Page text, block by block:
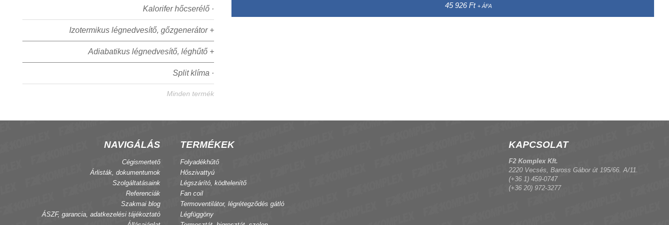
Kalorifer hőcserélő ·
Izotermikus légnedvesítő, gőzgenerátor +
Adiabatikus légnedvesítő, léghűtő +
Split klíma ·
Minden termék
45 926 Ft + ÁFA
NAVIGÁLÁS
Cégismertető
Árlisták, dokumentumok
Szolgáltatásaink
Referenciák
Szakmai blog
ÁSZF, garancia, adatkezelési tájékoztató
TERMÉKEK
Folyadékhűtő
Hőszivattyú
Légszárító, ködtelenítő
Fan coil
Termoventilátor, légrétegződés gátló
Légfüggöny
KAPCSOLAT
F2 Komplex Kft.
2220 Vecsés, Baross Gábor út 195/66. A/11.
(+36 1) 459-0747
(+36 20) 972-3277